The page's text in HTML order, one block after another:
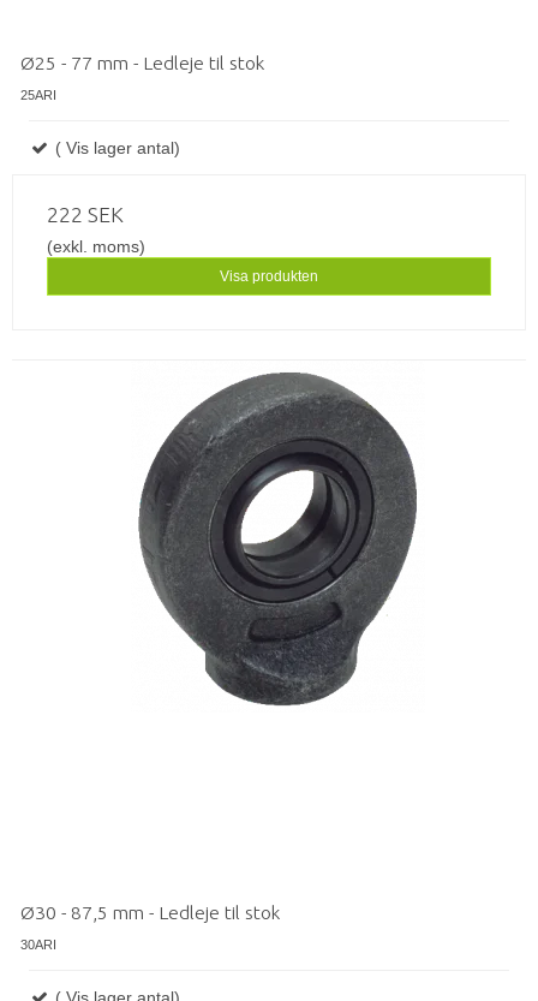
Ø25 - 77 mm - Ledleje til stok
25ARI
( Vis lager antal)
222 SEK
(exkl. moms)
Visa produkten
Ø30 - 87,5 mm - Ledleje til stok
30ARI